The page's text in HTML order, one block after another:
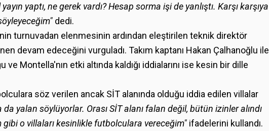
yayın yaptı, ne gerek vardı? Hesap sorma işi de yanlıştı. Karşı karşıya
dedi.
turnuvadan elenmesinin ardından eleştirilen teknik direktör
devam edeceğini vurguladı. Takım kaptanı Hakan Çalhanoğlu ile
Montella'nın etki altında kaldığı iddialarını ise kesin bir dille
söz verilen ancak SİT alanında olduğu iddia edilen villalar
da yalan söylüyorlar. Orası SİT alanı falan değil, bütün izinler alındı
o villaları kesinlikle futbolculara vereceğim" ifadelerini kullandı.